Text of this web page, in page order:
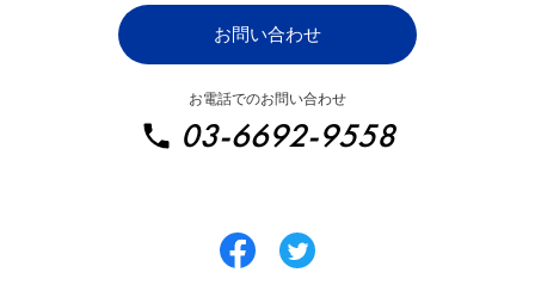
IT・システム開発業向け
SaaS・ソフトウェア業向け
イベント・ディスプレイ業向け
広告制作・クリエイティブ業向け
インターネット広告業向け
お問い合わせ
お電話でのお問い合わせ
03-6692-9558